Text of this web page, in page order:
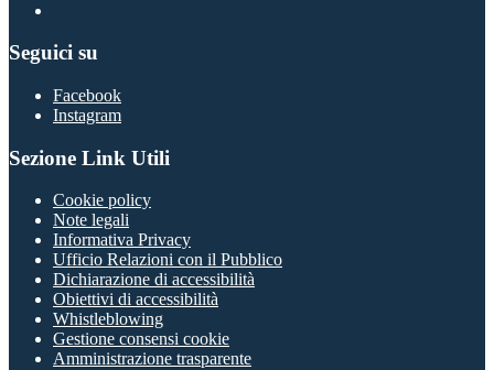
Seguici su
Facebook
Instagram
Sezione Link Utili
Cookie policy
Note legali
Informativa Privacy
Ufficio Relazioni con il Pubblico
Dichiarazione di accessibilità
Obiettivi di accessibilità
Whistleblowing
Gestione consensi cookie
Amministrazione trasparente